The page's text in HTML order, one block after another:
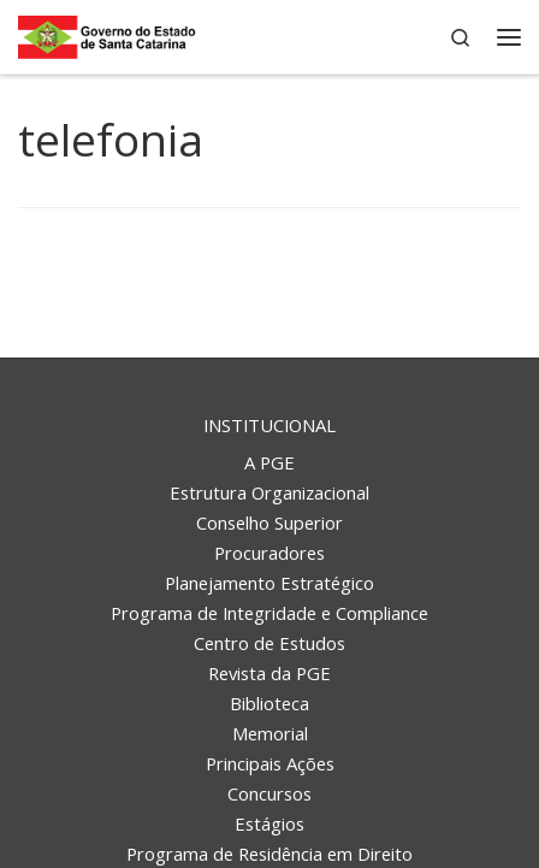
Skip to content
Search
telefonia
INSTITUCIONAL
A PGE
Estrutura Organizacional
Conselho Superior
Procuradores
Planejamento Estratégico
Programa de Integridade e Compliance
Centro de Estudos
Revista da PGE
Biblioteca
Memorial
Principais Ações
Concursos
Estágios
Programa de Residência em Direito